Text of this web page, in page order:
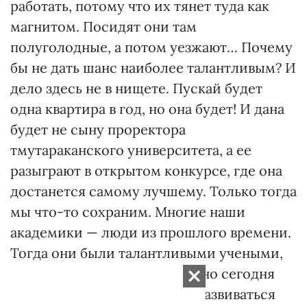
работать, потому что их тянет туда как
магнитом. Посидят они там
полуголодные, а потом уезжают… Почему
бы не дать шанс наиболее талантливым? И
дело здесь не в нищете. Пускай будет
одна квартира в год, но она будет! И дана
будет не сыну проректора
тмутараканского университета, а ее
разыграют в открытом конкурсе, где она
достанется самому лучшему. Только тогда
мы что-то сохраним. Многие наши
академики — люди из прошлого времени.
Тогда они были талантливыми учеными,
хорошими организаторами, но сегодня
они не только не помогают развиваться